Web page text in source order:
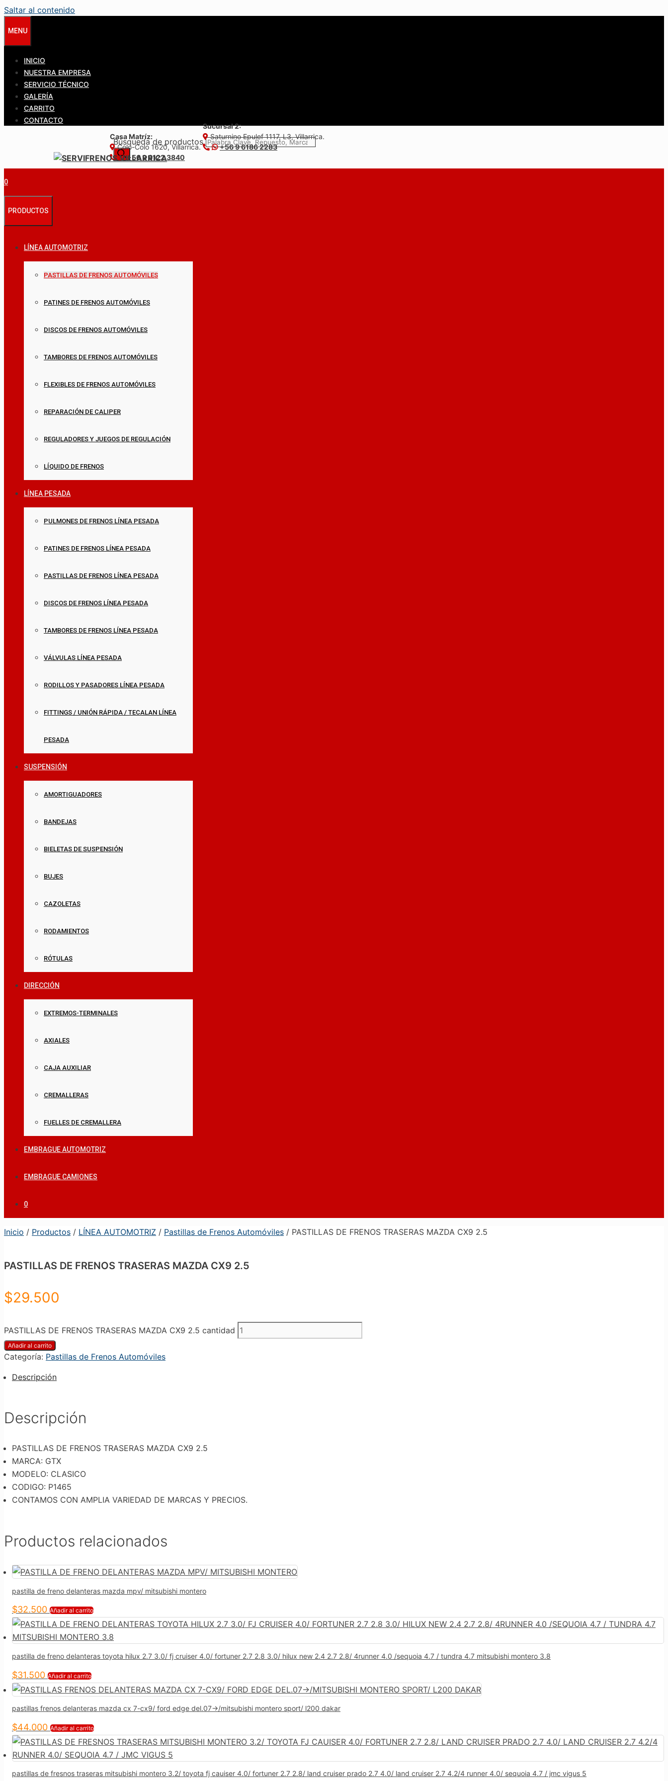
Saltar al contenido
MENU
INICIO
NUESTRA EMPRESA
SERVICIO TÉCNICO
GALERÍA
CARRITO
CONTACTO
Búsqueda de productos
Casa Matríz:
Colo-Colo 1620, Villarrica.
+56 9 6122 3840
Sucursal 2:
Saturnino Epulef 1117, L3, Villarrica.
+56 9 6186 2283
0
PRODUCTOS
LÍNEA AUTOMOTRIZ
PASTILLAS DE FRENOS AUTOMÓVILES
PATINES DE FRENOS AUTOMÓVILES
DISCOS DE FRENOS AUTOMÓVILES
TAMBORES DE FRENOS AUTOMÓVILES
FLEXIBLES DE FRENOS AUTOMÓVILES
REPARACIÓN DE CALIPER
REGULADORES Y JUEGOS DE REGULACIÓN
LÍQUIDO DE FRENOS
LÍNEA PESADA
PULMONES DE FRENOS LÍNEA PESADA
PATINES DE FRENOS LÍNEA PESADA
PASTILLAS DE FRENOS LÍNEA PESADA
DISCOS DE FRENOS LÍNEA PESADA
TAMBORES DE FRENOS LÍNEA PESADA
VÁLVULAS LÍNEA PESADA
RODILLOS Y PASADORES LÍNEA PESADA
FITTINGS / UNIÓN RÁPIDA / TECALAN LÍNEA
PESADA
SUSPENSIÓN
AMORTIGUADORES
BANDEJAS
BIELETAS DE SUSPENSIÓN
BUJES
CAZOLETAS
RODAMIENTOS
RÓTULAS
DIRECCIÓN
EXTREMOS-TERMINALES
AXIALES
CAJA AUXILIAR
CREMALLERAS
FUELLES DE CREMALLERA
EMBRAGUE AUTOMOTRIZ
EMBRAGUE CAMIONES
0
Inicio / Productos / LÍNEA AUTOMOTRIZ / Pastillas de Frenos Automóviles / PASTILLAS DE FRENOS TRASERAS MAZDA CX9 2.5
PASTILLAS DE FRENOS TRASERAS MAZDA CX9 2.5
$29.500
PASTILLAS DE FRENOS TRASERAS MAZDA CX9 2.5 cantidad
Añadir al carrito
Categoría: Pastillas de Frenos Automóviles
Descripción
Descripción
PASTILLAS DE FRENOS TRASERAS MAZDA CX9 2.5
MARCA: GTX
MODELO: CLASICO
CODIGO: P1465
CONTAMOS CON AMPLIA VARIEDAD DE MARCAS Y PRECIOS.
Productos relacionados
pastilla de freno delanteras mazda mpv/ mitsubishi montero
$32.500 Añadir al carrito
pastilla de freno delanteras toyota hilux 2.7 3.0/ fj cruiser 4.0/ fortuner 2.7 2.8 3.0/ hilux new 2.4 2.7 2.8/ 4runner 4.0 /sequoia 4.7 / tundra 4.7 mitsubishi montero 3.8
$31.500 Añadir al carrito
pastillas frenos delanteras mazda cx 7-cx9/ ford edge del.07->/mitsubishi montero sport/ l200 dakar
$44.000 Añadir al carrito
pastillas de fresnos traseras mitsubishi montero 3.2/ toyota fj cauiser 4.0/ fortuner 2.7 2.8/ land cruiser prado 2.7 4.0/ land cruiser 2.7 4.2/4 runner 4.0/ sequoia 4.7 / jmc vigus 5